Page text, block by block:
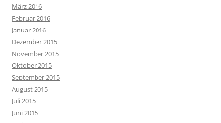
März 2016
Februar 2016
Januar 2016
Dezember 2015
November 2015
Oktober 2015
September 2015
August 2015
Juli 2015
Juni 2015